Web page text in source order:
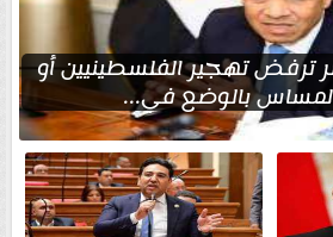
ترفض تهجير الفلسطينيين أو
بالوضع في...